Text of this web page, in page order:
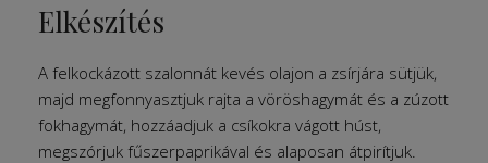
Elkészítés
A felkockázott szalonnát kevés olajon a zsírjára sütjük,
majd megfonnyasztjuk rajta a vöröshagymát és a zúzott
fokhagymát, hozzáadjuk a csíkokra vágott húst,
megszórjuk fűszerpaprikával és alaposan átpirítjuk.